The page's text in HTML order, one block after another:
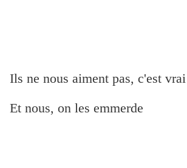
Ils ne nous aiment pas, c'est
Et nous, on les emmerde